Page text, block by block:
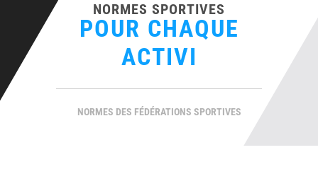
NORMES SPORTIVES
POUR CHAQUE
ACTIVITÉ
NORMES DES FÉDÉRATIONS SPORTIVES